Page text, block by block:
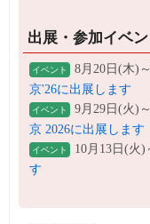
出展・参加イベン
イベント 8月20日(木)
京'26に出展します
イベント 9月29日(火)
京 2026に出展します
イベント 10月13日(火)
す